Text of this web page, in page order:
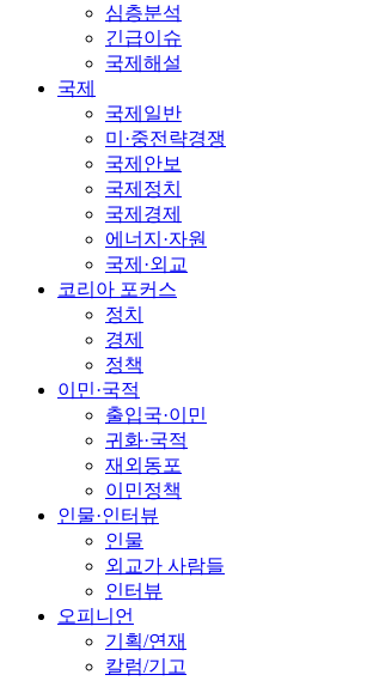
심층분석
긴급이슈
국제해설
국제
국제일반
미·중전략경쟁
국제안보
국제정치
국제경제
에너지·자원
국제·외교
코리아 포커스
정치
경제
정책
이민·국적
출입국·이민
귀화·국적
재외동포
이민정책
인물·인터뷰
인물
외교가 사람들
인터뷰
오피니언
기획/연재
칼럼/기고